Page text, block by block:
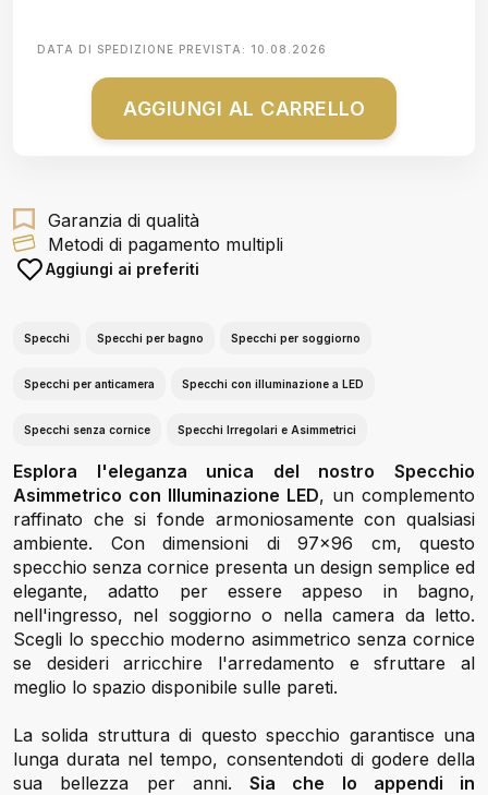
DATA DI SPEDIZIONE PREVISTA: 10.08.2026
AGGIUNGI AL CARRELLO
Garanzia di qualità
Metodi di pagamento multipli
Aggiungi ai preferiti
Specchi Specchi per bagno Specchi per soggiorno
Specchi per anticamera Specchi con illuminazione a LED
Specchi senza cornice Specchi Irregolari e Asimmetrici
Esplora l'eleganza unica del nostro Specchio
Asimmetrico con Illuminazione LED, un complemento
raffinato che si fonde armoniosamente con qualsiasi
ambiente. Con dimensioni di 97x96 cm, questo
specchio senza cornice presenta un design semplice ed
elegante, adatto per essere appeso in bagno,
nell'ingresso, nel soggiorno o nella camera da letto.
Scegli lo specchio moderno asimmetrico senza cornice
se desideri arricchire l'arredamento e sfruttare al
meglio lo spazio disponibile sulle pareti.
La solida struttura di questo specchio garantisce una
lunga durata nel tempo, consentendoti di godere della
sua bellezza per anni. Sia che lo appendi in